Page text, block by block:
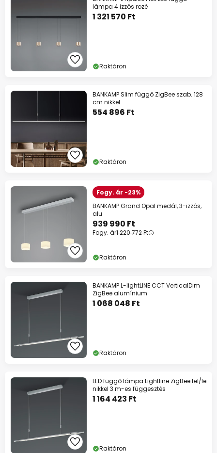
lámpa 4 izzós rozé
1 321 570 Ft
Raktáron
BANKAMP Slim függő ZigBee szab. 128
cm nikkel
554 896 Ft
Raktáron
Fogy. ár -23%
BANKAMP Grand Opal medál, 3-izzós,
alu
939 990 Ft
Fogy. ár1 220 772 Ft
Raktáron
BANKAMP L-lightLINE CCT VerticalDim
ZigBee alumínium
1 068 048 Ft
Raktáron
LED függő lámpa Lightline ZigBee fel/le
nikkel 3 m-es függesztés
1 164 423 Ft
Raktáron